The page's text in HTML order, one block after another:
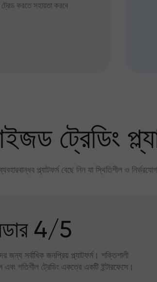
ট্রেড করতে সহায়তা করবে
ট্রেডিং
প্ল্যাটফর্ম বেছে নিন যা স্থিতিশীল ও
4/5
জন্য সর্বাধিক জনপ্রিয় প্ল্যাটফর্ম। শক্তিশালী
এবং গতিশীল ট্রেডিং একত্রে একটি ইন্টারফেসে।